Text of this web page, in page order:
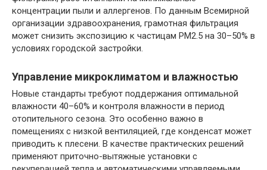
концентрации пыли и аллергенов. По данным Всемирной
организации здравоохранения, грамотная фильтрация
может снизить экспозицию к частицам PM2.5 на 30–50% в
условиях городской застройки.
Управление микроклиматом и влажностью
Новые стандарты требуют поддержания оптимальной
влажности 40–60% и контроля влажности в период
отопительного сезона. Это особенно важно в
помещениях с низкой вентиляцией, где конденсат может
приводить к плесени. В качестве практических решений
применяют приточно-вытяжные установки с